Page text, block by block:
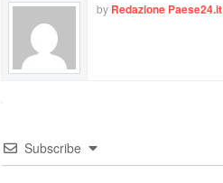
by Redazione Paese24.it
Subscribe